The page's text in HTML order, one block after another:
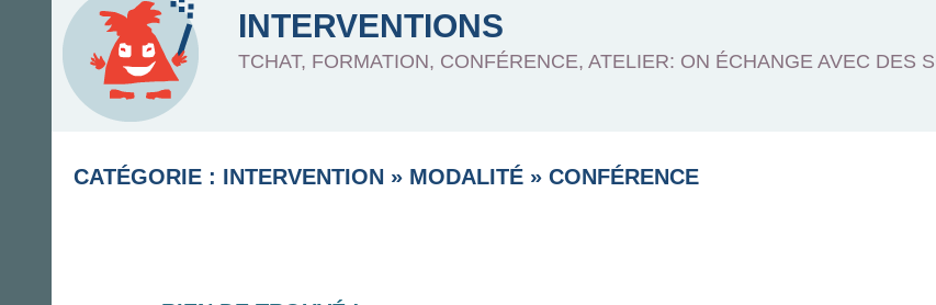
INTERVENTIONS
TCHAT, FORMATION, CONFÉRENCE, ATELIER: ON ÉCHANGE AVEC DES
CATÉGORIE : INTERVENTION » MODALITÉ » CONFÉRENCE